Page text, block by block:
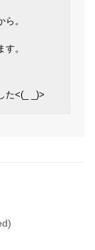
。
。
た<(_ _)>